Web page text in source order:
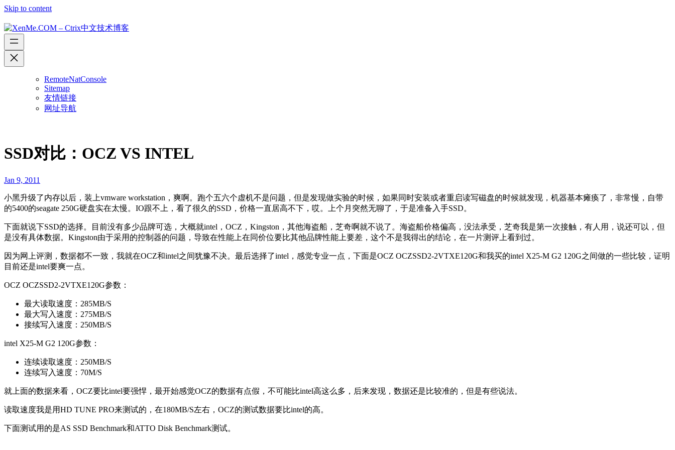
Skip to content
RemoteNatConsole
Sitemap
友情链接
网址导航
SSD对比：OCZ VS INTEL
Jan 9, 2011
小黑升级了内存以后，装上vmware workstation，爽啊。跑个五六个虚机不是问题，但是发现做实验的时候，如果同时安装或者重启读写磁盘的时候就发现，机器基本瘫痪了，非常慢，自带
的5400的seagate 250G硬盘实在太慢。IO跟不上，看了很久的SSD，价格一直居高不下，哎。上个月突然无聊了，于是准备入手SSD。
下面就说下SSD的选择。目前没有多少品牌可选，大概就intel，OCZ，Kingston，其他海盗船，芝奇啊就不说了。海盗船价格偏高，没法承受，芝奇我是第一次接触，有人用，说还可以，但
是没有具体数据。Kingston由于采用的控制器的问题，导致在性能上在同价位要比其他品牌性能上要差，这个不是我得出的结论，在一片测评上看到过。
因为网上评测，数据都不一致，我就在OCZ和intel之间犹豫不决。最后选择了intel，感觉专业一点，下面是OCZ OCZSSD2-2VTXE120G和我买的intel X25-M G2 120G之间做的一些比较，证明
目前还是intel要爽一点。
OCZ OCZSSD2-2VTXE120G参数：
最大读取速度：285MB/S
最大写入速度：275MB/S
接续写入速度：250MB/S
intel X25-M G2 120G参数：
连续读取速度：250MB/S
连续写入速度：70M/S
就上面的数据来看，OCZ要比intel要强悍，最开始感觉OCZ的数据有点假，不可能比intel高这么多，后来发现，数据还是比较准的，但是有些说法。
读取速度我是用HD TUNE PRO来测试的，在180MB/S左右，OCZ的测试数据要比intel的高。
下面测试用的是AS SSD Benchmark和ATTO Disk Benchmark测试。